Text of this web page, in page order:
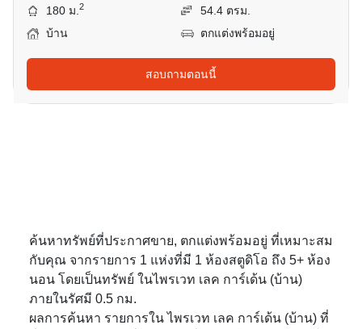
180 ม.2
54.4 ตรม.
บ้าน
ตกแต่งพร้อมอยู่
สอบถามตอนนี้
ค้นหาทรัพย์ที่ประกาศขาย, ตกแต่งพร้อมอยู่ ที่เหมาะสม
กับคุณ จากรายการ 1 แห่งที่มี 1 ห้องสตูดิโอ ถึง 5+ ห้อง
นอน โดยเป็นทรัพย์ ในไพรเวท เลค การ์เด้น (บ้าน)
ภายในรัศมี 0.5 กม.
ผลการค้นหา รายการใน ไพรเวท เลค การ์เด้น (บ้าน) ที่